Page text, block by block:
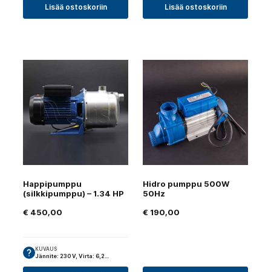
Lisää ostoskoriin Lisää ostoskoriin
Happipumppu
(silkkipumppu) – 1.34 HP
€ 450,00
KUVAUS
Jännite: 230 V, Virta: 6,2…
Hidro pumppu 500W
50Hz
€ 190,00